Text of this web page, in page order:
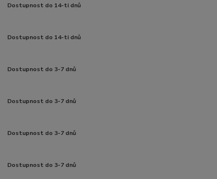
Dostupnost do 14-ti dnů
Dostupnost do 14-ti dnů
Dostupnost do 3-7 dnů
Dostupnost do 3-7 dnů
Dostupnost do 3-7 dnů
Dostupnost do 3-7 dnů